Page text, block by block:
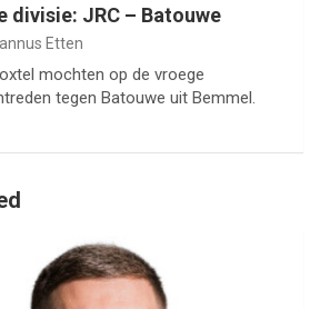
divisie: JRC – Batouwe
Etten
mochten op de vroege
tegen Batouwe uit Bemmel.